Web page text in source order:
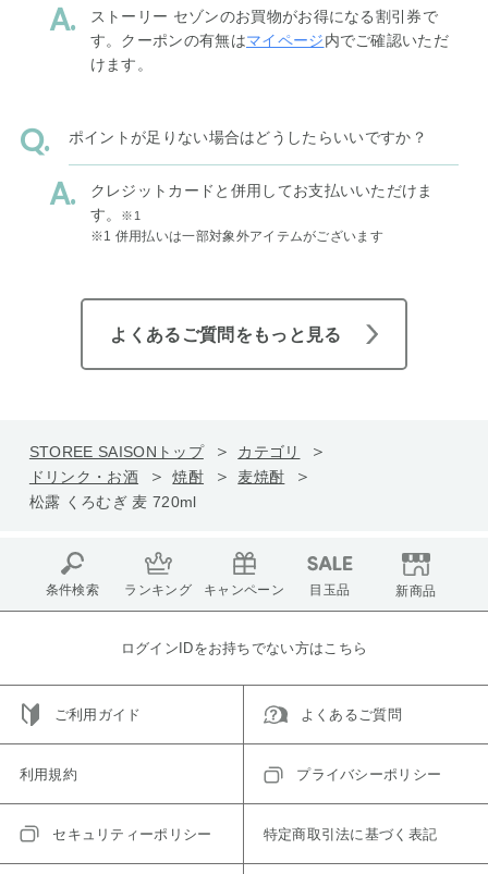
ストーリー セゾンのお買物がお得になる割引券で
す。クーポンの有無はマイページ内でご確認いただ
けます。
ポイントが足りない場合はどうしたらいいですか？
クレジットカードと併用してお支払いいただけま
す。
※1
※1 併用払いは一部対象外アイテムがございます
よくあるご質問をもっと見る
STOREE SAISONトップ
カテゴリ
ドリンク・お酒
焼酎
麦焼酎
松露 くろむぎ 麦 720ml
条件検索 ランキング キャンペーン 目玉品 新商品
ログインIDをお持ちでない方はこちら
ご利用ガイド よくあるご質問
利用規約 プライバシーポリシー
セキュリティーポリシー 特定商取引法に基づく表記